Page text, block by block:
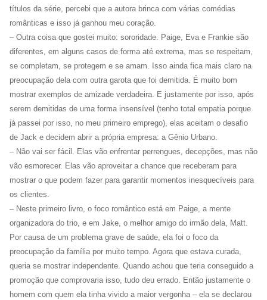
títulos da série, percebi que a autora brinca com várias comédias
românticas e isso já ganhou meu coração.
– Outra coisa que gostei muito: sororidade. Paige, Eva e Frankie são
diferentes, em alguns casos de forma até extrema, mas se respeitam,
se completam, se protegem e se amam. Isso ainda fica mais claro na
preocupação dela com outra garota que foi demitida. É muito bom
mostrar exemplos de amizade verdadeira. E justamente por isso, após
serem demitidas de uma forma insensível (tenho total empatia porque
já passei por isso, no meu primeiro emprego), elas aceitam o desafio
de Jack e decidem abrir a própria empresa: a Gênio Urbano.
– Não vai ser fácil. Elas vão enfrentar perrengues, decepções, mas não
vão esmorecer. Elas vão aproveitar a chance que receberam para
mostrar o que podem fazer para garantir momentos inesquecíveis para
os clientes.
– Neste primeiro livro, o foco romântico está em Paige, a mente
organizadora do trio, e em Jake, o melhor amigo do irmão dela, Matt.
Por causa de um problema grave de saúde, ela foi o foco da
preocupação da família por muito tempo. Agora que estava curada,
queria se mostrar independente. Quando achou que teria conseguido a
promoção que comprovaria isso, tudo deu errado. Então justamente o
homem com quem ela tinha vivido a maior vergonha – ela se declarou